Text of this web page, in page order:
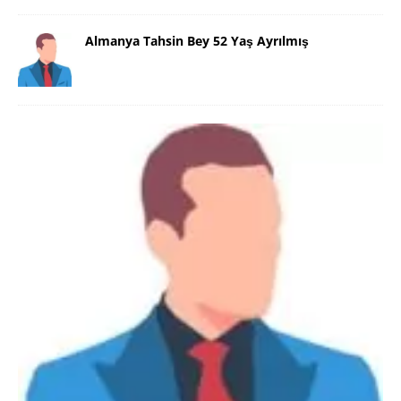
Almanya Tahsin Bey 52 Yaş Ayrılmış